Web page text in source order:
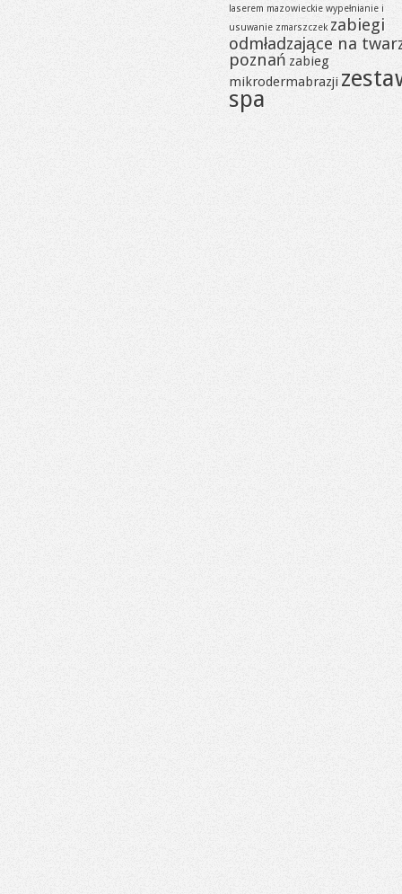
laserem mazowieckie wypełnianie i
usuwanie zmarszczek zabiegi
odmładzające na
poznań zabieg
mikrodermabrazji
spa